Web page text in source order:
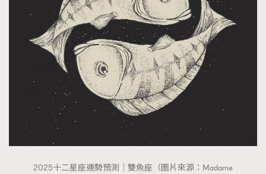
2025十二星座運勢預測｜雙魚座（圖片來源：Madame